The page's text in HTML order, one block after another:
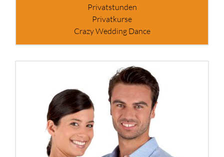
Privatstunden
Privatkurse
Crazy Wedding Dance